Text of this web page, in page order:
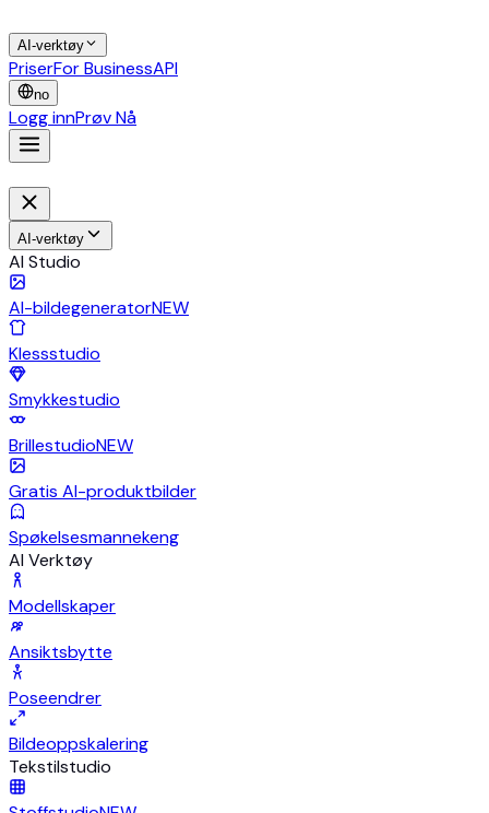
AI-verktøy
PriserFor BusinessAPI
no
Logg innPrøv Nå
AI-verktøy
AI Studio
AI-bildegeneratorNEW
Klessstudio
Smykkestudio
BrillestudioNEW
Gratis AI-produktbilder
Spøkelsesmannekeng
AI Verktøy
Modellskaper
Ansiktsbytte
Poseendrer
Bildeoppskalering
Tekstilstudio